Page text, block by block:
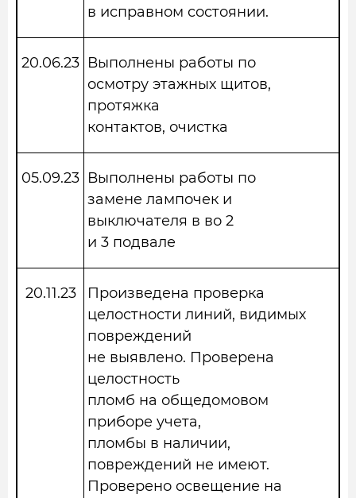
в исправном состоянии.
20.06.23 Выполнены работы по
осмотру этажных щитов,
протяжка
контактов, очистка
05.09.23 Выполнены работы по
замене лампочек и
выключателя в во 2
и 3 подвале
20.11.23
Произведена проверка
целостности линий, видимых
повреждений
не выявлено. Проверена
целостность
пломб на общедомовом
приборе учета,
пломбы в наличии,
повреждений не имеют.
Проверено освещение на